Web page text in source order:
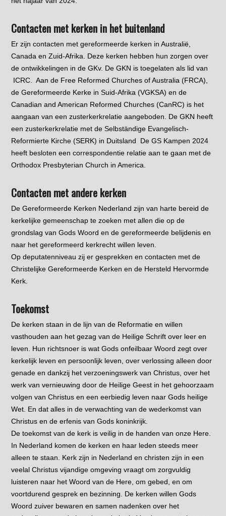
Contacten met kerken in het buitenland
Er zijn contacten met gereformeerde kerken in Australië,
Canada en Zuid-Afrika. Deze kerken hebben hun zorgen over
de ontwikkelingen in de GKv. De GKN is toegelaten als lid van
ICRC. Aan de Free Reformed Churches of Australia (FRCA),
de Gereformeerde Kerke in Suid-Afrika (VGKSA) en de
Canadian and American Reformed Churches (CanRC) is het
aangaan van een zusterkerkrelatie aangeboden. De GKN heeft
een zusterkerkrelatie met de Selbständige Evangelisch-
Reformierte Kirche (SERK) in Duitsland De GS Kampen 2024
heeft besloten een correspondentie relatie aan te gaan met de
Orthodox Presbyterian Church in America.
Contacten met andere kerken
De Gereformeerde Kerken Nederland zijn van harte bereid de
kerkelijke gemeenschap te zoeken met allen die op de
grondslag van Gods Woord en de gereformeerde belijdenis en
naar het gereformeerd kerkrecht willen leven.
Op deputatenniveau zij er gesprekken en contacten met de
Christelijke Gereformeerde Kerken en de Hersteld Hervormde
Kerk.
Toekomst
De kerken staan in de lijn van de Reformatie en willen
vasthouden aan het gezag van de Heilige Schrift over leer en
leven. Hun richtsnoer is wat Gods onfeilbaar Woord zegt over
kerkelijk leven en persoonlijk leven, over verlossing alleen door
genade en dankzij het verzoeningswerk van Christus, over het
werk van vernieuwing door de Heilige Geest in het gehoorzaam
volgen van Christus en een eerbiedig leven naar Gods heilige
Wet. En dat alles in de verwachting van de wederkomst van
Christus en de erfenis van Gods koninkrijk.
De toekomst van de kerk is veilig in de handen van onze Here.
In Nederland komen de kerken en haar leden steeds meer
alleen te staan. Kerk zijn in Nederland en christen zijn in een
veelal Christus vijandige omgeving vraagt om zorgvuldig
luisteren naar het Woord van de Here, om gebed, en om
voortdurend gesprek en bezinning. De kerken willen Gods
Woord zuiver bewaren en samen nadenken over het